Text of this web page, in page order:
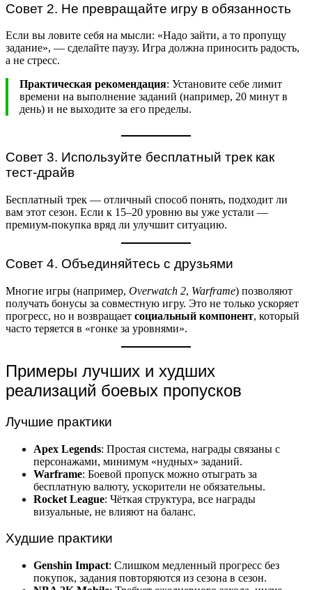
Совет 2. Не превращайте игру в обязанность
Если вы ловите себя на мысли: «Надо зайти, а то пропущу
задание», — сделайте паузу. Игра должна приносить радость,
а не стресс.
Практическая рекомендация: Установите себе лимит
времени на выполнение заданий (например, 20 минут в
день) и не выходите за его пределы.
Совет 3. Используйте бесплатный трек как
тест-драйв
Бесплатный трек — отличный способ понять, подходит ли
вам этот сезон. Если к 15–20 уровню вы уже устали —
премиум-покупка вряд ли улучшит ситуацию.
Совет 4. Объединяйтесь с друзьями
Многие игры (например, Overwatch 2, Warframe) позволяют
получать бонусы за совместную игру. Это не только ускоряет
прогресс, но и возвращает социальный компонент, который
часто теряется в «гонке за уровнями».
Примеры лучших и худших
реализаций боевых пропусков
Лучшие практики
Apex Legends: Простая система, награды связаны с
персонажами, минимум «нудных» заданий.
Warframe: Боевой пропуск можно отыграть за
бесплатную валюту, ускорители не обязательны.
Rocket League: Чёткая структура, все награды
визуальные, не влияют на баланс.
Худшие практики
Genshin Impact: Слишком медленный прогресс без
покупок, задания повторяются из сезона в сезон.